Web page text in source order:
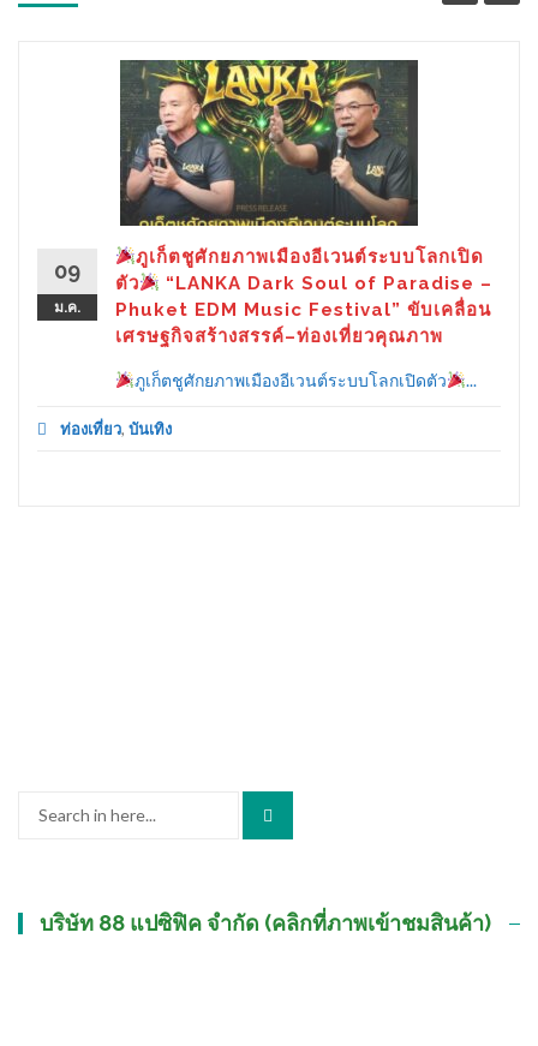
09
ม.ค.
ภูเก็ตชูศักยภาพเมืองอีเวนต์ระบบโลกเปิด
ตัว
“LANKA Dark Soul of Paradise –
Phuket EDM Music Festival” ขับเคลื่อน
เศรษฐกิจสร้างสรรค์–ท่องเที่ยวคุณภาพ
ภูเก็ตชูศักยภาพเมืองอีเวนต์ระบบโลกเปิดตัว ...
ท่องเที่ยว, บันเทิง
บริษัท 88 แปซิฟิค จำกัด (คลิกที่ภาพเข้าชมสินค้า)